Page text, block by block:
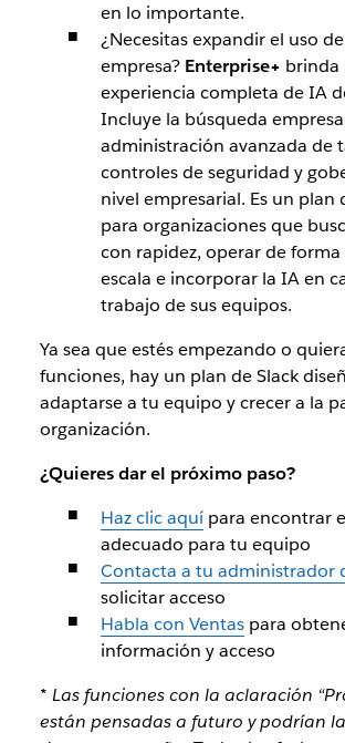
en lo importante.
¿Necesitas expandir el uso
empresa? Enterprise+ brinda
experiencia completa de IA
Incluye la búsqueda
administración avanzada de
controles de seguridad y
nivel empresarial. Es un plan
para organizaciones que
con rapidez, operar de forma
escala e incorporar la IA en
trabajo de sus equipos.
Ya sea que estés empezando o
funciones, hay un plan de Slack
adaptarse a tu equipo y crecer a la
organización.
¿Quieres dar el próximo paso?
Haz clic aquípara encontrar
adecuado para tu equipo
Contacta a tu administrador
solicitar acceso
Habla con Ventaspara
información y acceso
* Las funciones con la aclaración
están pensadas a futuro y podrían